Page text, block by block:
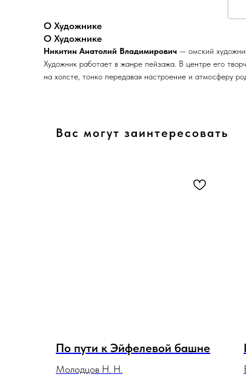
О Художнике
О Художнике
Никитин Анатолий Владимирович — омский
Художник работает в жанре пейзажа. В центре его
на холсте, тонко передавая настроение и атмосферу
Вас могут заинтересовать
По пути к Эйфелевой башне
Молодцов Н. Н.